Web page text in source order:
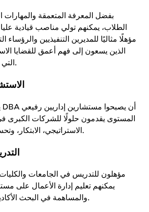
بفضل المعرفة المتعمقة والمهارات
الطلاب، يمكنهم تولي مناصب قيادية
الذين يسعون إلى فهم أعمق للقضايا
التي تؤثر على الشركات.
المستوى يقدمون حلولًا للشركات الكبرى
الاستراتيجي، الابتكار، وتحسين الأداء التنظيمي.
يمكنهم تعليم إدارة الأعمال على
والمساهمة في البحث الأكاديمي في هذا المجال.